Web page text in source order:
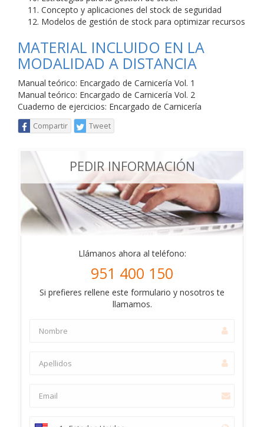
Concepto y aplicaciones del stock de seguridad
Modelos de gestión de stock para optimizar recursos
MATERIAL INCLUIDO EN LA
MODALIDAD A DISTANCIA
Manual teórico: Encargado de Carnicería Vol. 1
Manual teórico: Encargado de Carnicería Vol. 2
Cuaderno de ejercicios: Encargado de Carnicería
Compartir Tweet
PEDIR INFORMACIÓN
Llámanos ahora al teléfono:
951 400 150
Si prefieres rellene este formulario y nosotros te
llamamos.